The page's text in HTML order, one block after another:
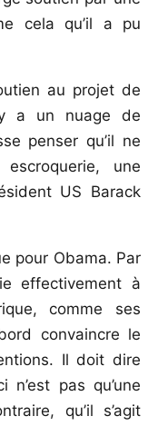
cela qu’il a pu
au projet de
y a un nuage de
penser qu’il ne
une
US Barack
pour Obama. Par
effectivement à
comme ses
convaincre le
Il doit dire
pas qu’une
qu’il s’agit